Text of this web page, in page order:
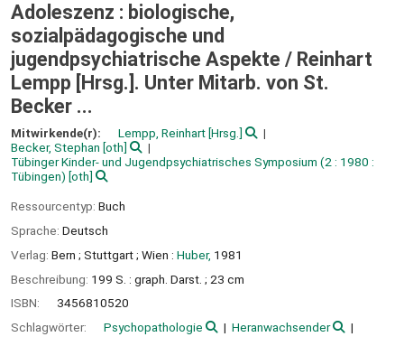
Adoleszenz : biologische,
sozialpädagogische und
jugendpsychiatrische Aspekte / Reinhart
Lempp [Hrsg.]. Unter Mitarb. von St.
Becker ...
Mitwirkende(r): Lempp, Reinhart [Hrsg.]
Becker, Stephan [oth]
Tübinger Kinder- und Jugendpsychiatrisches Symposium (2 : 1980 :
Tübingen) [oth]
Ressourcentyp: Buch
Sprache: Deutsch
Verlag: Bern ; Stuttgart ; Wien : Huber, 1981
Beschreibung: 199 S. : graph. Darst. ; 23 cm
ISBN:
3456810520
Schlagwörter:
Psychopathologie
Heranwachsender